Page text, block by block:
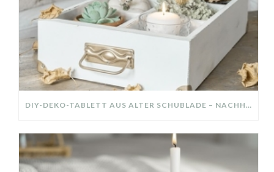
DIY-DEKO-TABLETT AUS ALTER SCHUBLADE – NACHHALTIGE HERBSTDEKO SELBER MACHEN!